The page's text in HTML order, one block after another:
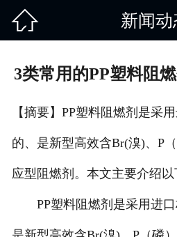
 新闻动
3类常用的PP塑料阻
【摘要】PP塑料阻燃剂是采
的、是新型高效含Br(溴)、P
应型阻燃剂。本文主要介绍以
PP塑料阻燃剂是采用进口